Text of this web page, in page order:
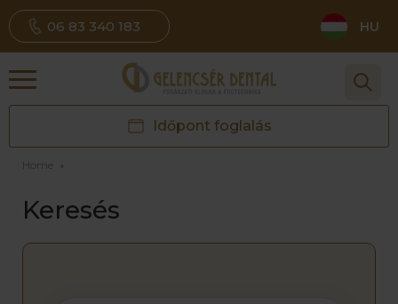
06 83 340 183 HU
Időpont foglalás
Home ›
Keresés